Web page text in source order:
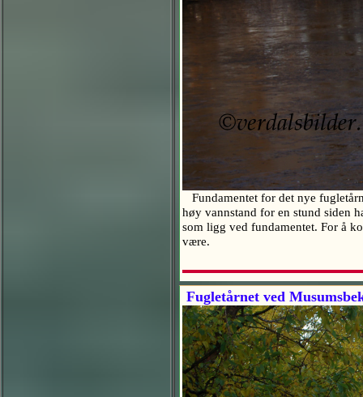
Fundamentet for det nye
høy vannstand for en stund siden
som ligg ved fundamentet. For å
være.
Fugletårnet ved